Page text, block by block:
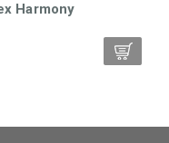
Harmony